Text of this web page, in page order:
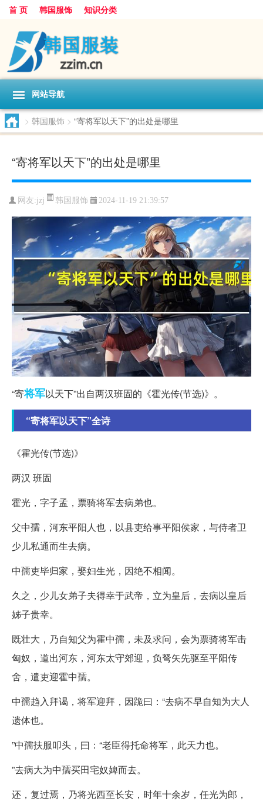
首 页 韩国服饰 知识分类
网站导航
> 韩国服饰 > “寄将军以天下”的出处是哪里
“寄将军以天下”的出处是哪里
网友:jzj 韩国服饰 2024-11-19 21:39:57
“寄将军以天下”出自两汉班固的《霍光传(节选)》。
“寄将军以天下”全诗
《霍光传(节选)》
两汉 班固
霍光，字子孟，票骑将军去病弟也。
父中孺，河东平阳人也，以县吏给事平阳侯家，与侍者卫
少儿私通而生去病。
中孺吏毕归家，娶妇生光，因绝不相闻。
久之，少儿女弟子夫得幸于武帝，立为皇后，去病以皇后
姊子贵幸。
既壮大，乃自知父为霍中孺，未及求问，会为票骑将军击
匈奴，道出河东，河东太守郊迎，负弩矢先驱至平阳传
舍，遣吏迎霍中孺。
中孺趋入拜谒，将军迎拜，因跪曰：“去病不早自知为大人
遗体也。
”中孺扶服叩头，曰：“老臣得托命将军，此天力也。
”去病大为中孺买田宅奴婢而去。
还，复过焉，乃将光西至长安，时年十余岁，任光为郎，